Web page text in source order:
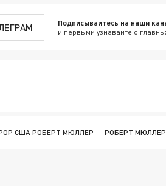
Подписывайтесь на наши
и первыми узнавайте о
США РОБЕРТ МЮЛЛЕР РОБЕРТ МЮЛЛЕР